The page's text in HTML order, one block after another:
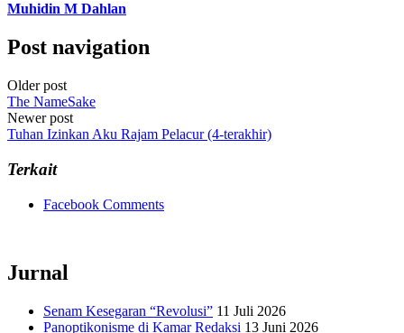
Muhidin M Dahlan
Post navigation
Older post
The NameSake
Newer post
Tuhan Izinkan Aku Rajam Pelacur (4-terakhir)
Terkait
Facebook Comments
Jurnal
Senam Kesegaran “Revolusi” 11 Juli 2026
Panoptikonisme di Kamar Redaksi 13 Juni 2026